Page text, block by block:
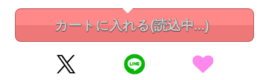
カートに入れる(読込中...)